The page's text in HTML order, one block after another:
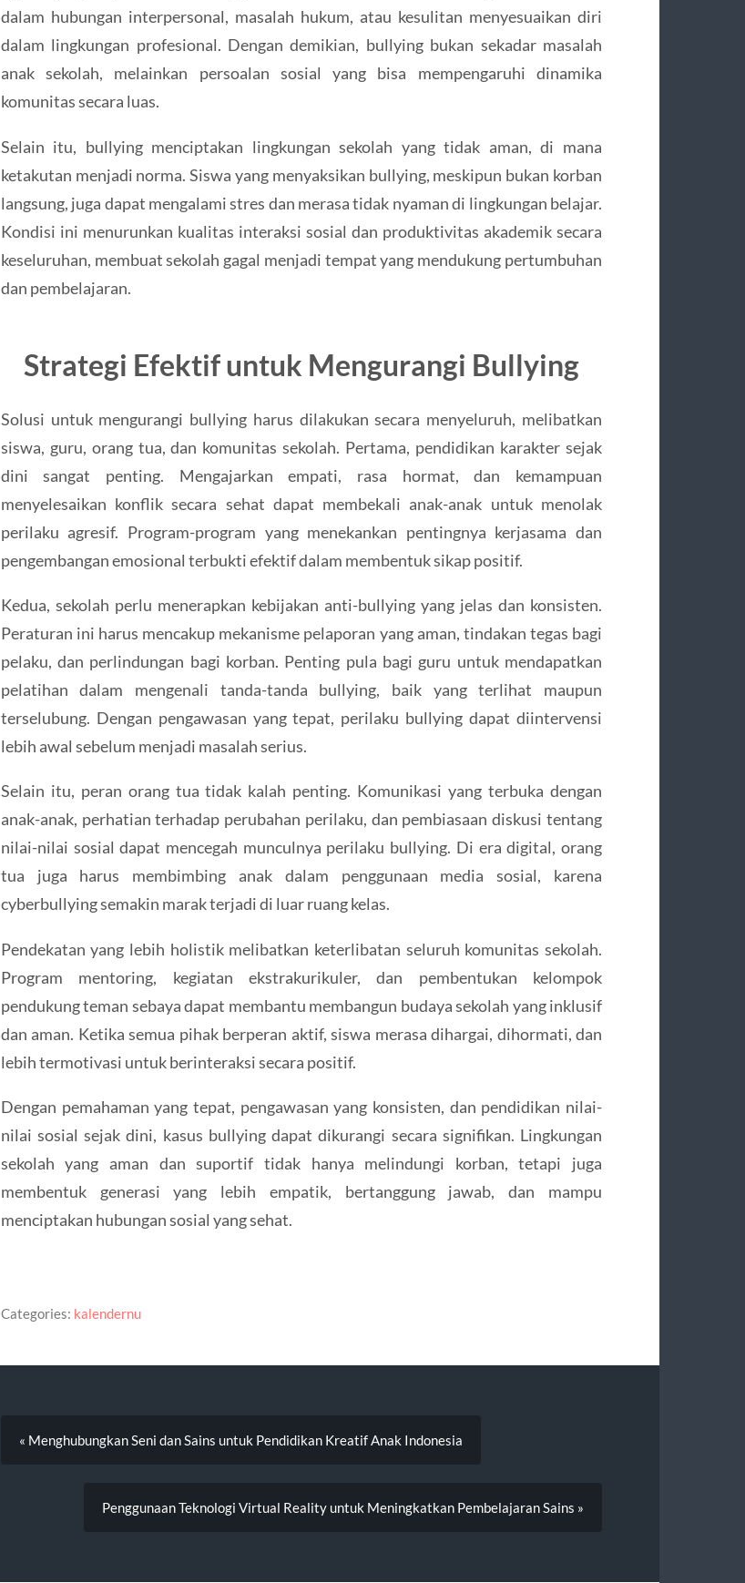
dalam hubungan interpersonal, masalah hukum, atau kesulitan menyesuaikan diri
dalam lingkungan profesional. Dengan demikian, bullying bukan sekadar masalah
anak sekolah, melainkan persoalan sosial yang bisa mempengaruhi dinamika
komunitas secara luas.
Selain itu, bullying menciptakan lingkungan sekolah yang tidak aman, di mana
ketakutan menjadi norma. Siswa yang menyaksikan bullying, meskipun bukan korban
langsung, juga dapat mengalami stres dan merasa tidak nyaman di lingkungan belajar.
Kondisi ini menurunkan kualitas interaksi sosial dan produktivitas akademik secara
keseluruhan, membuat sekolah gagal menjadi tempat yang mendukung pertumbuhan
dan pembelajaran.
Strategi Efektif untuk Mengurangi Bullying
Solusi untuk mengurangi bullying harus dilakukan secara menyeluruh, melibatkan
siswa, guru, orang tua, dan komunitas sekolah. Pertama, pendidikan karakter sejak
dini sangat penting. Mengajarkan empati, rasa hormat, dan kemampuan
menyelesaikan konflik secara sehat dapat membekali anak-anak untuk menolak
perilaku agresif. Program-program yang menekankan pentingnya kerjasama dan
pengembangan emosional terbukti efektif dalam membentuk sikap positif.
Kedua, sekolah perlu menerapkan kebijakan anti-bullying yang jelas dan konsisten.
Peraturan ini harus mencakup mekanisme pelaporan yang aman, tindakan tegas bagi
pelaku, dan perlindungan bagi korban. Penting pula bagi guru untuk mendapatkan
pelatihan dalam mengenali tanda-tanda bullying, baik yang terlihat maupun
terselubung. Dengan pengawasan yang tepat, perilaku bullying dapat diintervensi
lebih awal sebelum menjadi masalah serius.
Selain itu, peran orang tua tidak kalah penting. Komunikasi yang terbuka dengan
anak-anak, perhatian terhadap perubahan perilaku, dan pembiasaan diskusi tentang
nilai-nilai sosial dapat mencegah munculnya perilaku bullying. Di era digital, orang
tua juga harus membimbing anak dalam penggunaan media sosial, karena
cyberbullying semakin marak terjadi di luar ruang kelas.
Pendekatan yang lebih holistik melibatkan keterlibatan seluruh komunitas sekolah.
Program mentoring, kegiatan ekstrakurikuler, dan pembentukan kelompok
pendukung teman sebaya dapat membantu membangun budaya sekolah yang inklusif
dan aman. Ketika semua pihak berperan aktif, siswa merasa dihargai, dihormati, dan
lebih termotivasi untuk berinteraksi secara positif.
Dengan pemahaman yang tepat, pengawasan yang konsisten, dan pendidikan nilai-
nilai sosial sejak dini, kasus bullying dapat dikurangi secara signifikan. Lingkungan
sekolah yang aman dan suportif tidak hanya melindungi korban, tetapi juga
membentuk generasi yang lebih empatik, bertanggung jawab, dan mampu
menciptakan hubungan sosial yang sehat.
Categories: kalendernu
« Menghubungkan Seni dan Sains untuk Pendidikan Kreatif Anak Indonesia
Penggunaan Teknologi Virtual Reality untuk Meningkatkan Pembelajaran Sains »